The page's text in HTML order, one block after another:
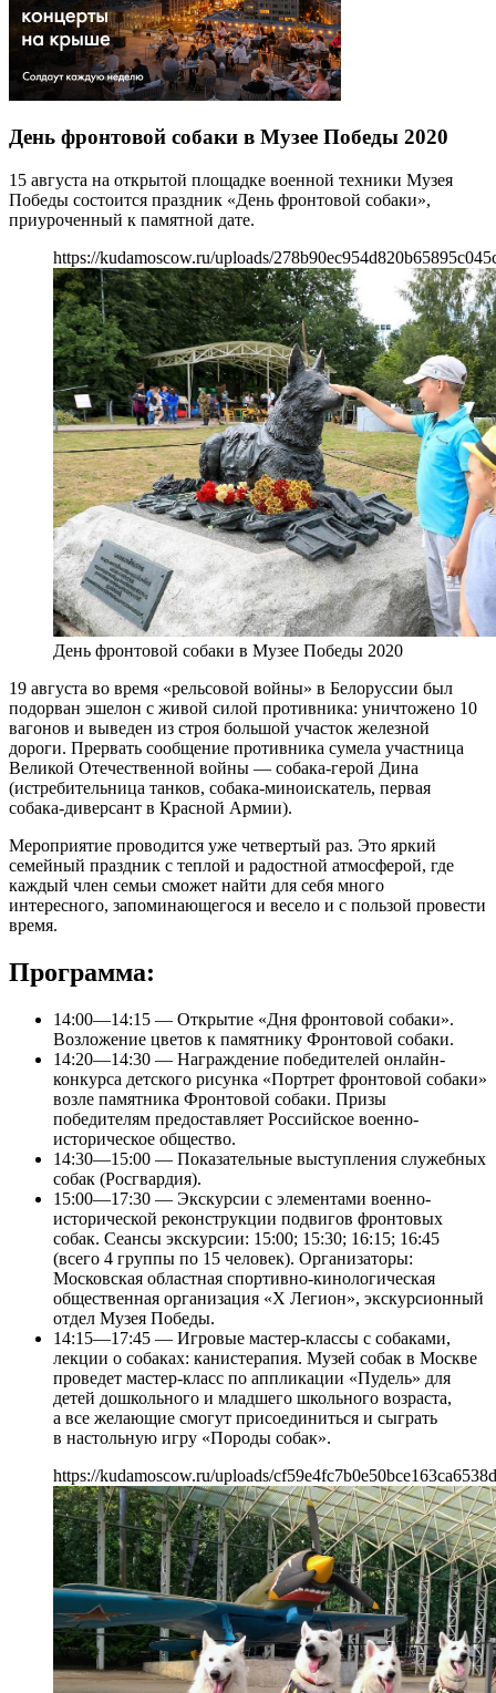
День фронтовой собаки в Музее Победы 2020
15 августа на открытой площадке военной техники Музея
Победы состоится праздник «День фронтовой собаки»,
приуроченный к памятной дате.
https://kudamoscow.ru/uploads/
День фронтовой собаки в Музее Победы 2020
19 августа во время «рельсовой войны» в Белоруссии был
подорван эшелон с живой силой противника: уничтожено 10
вагонов и выведен из строя большой участок железной
дороги. Прервать сообщение противника сумела участница
Великой Отечественной войны — собака-герой Дина
(истребительница танков, собака-миноискатель, первая
собака-диверсант в Красной Армии).
Мероприятие проводится уже четвертый раз. Это яркий
семейный праздник с теплой и радостной атмосферой, где
каждый член семьи сможет найти для себя много
интересного, запоминающегося и весело и с пользой провести
время.
Программа:
14:00—14:15 — Открытие «Дня фронтовой собаки».
Возложение цветов к памятнику Фронтовой собаки.
14:20—14:30 — Награждение победителей онлайн-
конкурса детского рисунка «Портрет фронтовой собаки»
возле памятника Фронтовой собаки. Призы
победителям предоставляет Российское военно-
историческое общество.
14:30—15:00 — Показательные выступления служебных
собак (Росгвардия).
15:00—17:30 — Экскурсии с элементами военно-
исторической реконструкции подвигов фронтовых
собак. Сеансы экскурсии: 15:00; 15:30; 16:15; 16:45
(всего 4 группы по 15 человек). Организаторы:
Московская областная спортивно-кинологическая
общественная организация «X Легион», экскурсионный
отдел Музея Победы.
14:15—17:45 — Игровые мастер-классы с собаками,
лекции о собаках: канистерапия. Музей собак в Москве
проведет мастер-класс по аппликации «Пудель» для
детей дошкольного и младшего школьного возраста,
а все желающие смогут присоединиться и сыграть
в настольную игру «Породы собак».
https://kudamoscow.ru/uploads/